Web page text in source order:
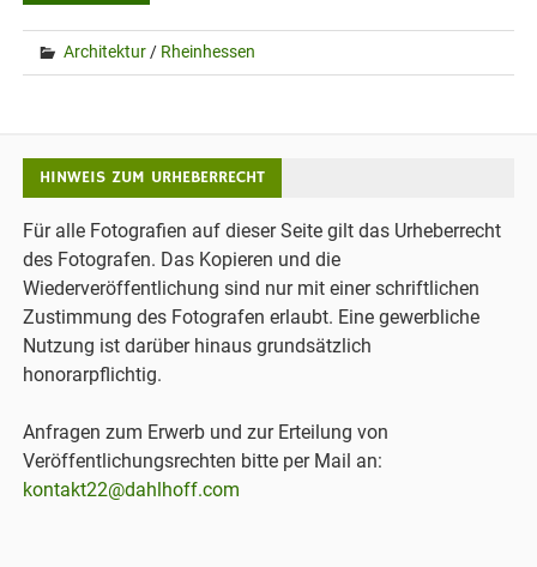
Architektur / Rheinhessen
HINWEIS ZUM URHEBERRECHT
Für alle Fotografien auf dieser Seite gilt das Urheberrecht
des Fotografen. Das Kopieren und die
Wiederveröffentlichung sind nur mit einer schriftlichen
Zustimmung des Fotografen erlaubt. Eine gewerbliche
Nutzung ist darüber hinaus grundsätzlich
honorarpflichtig.
Anfragen zum Erwerb und zur Erteilung von
Veröffentlichungsrechten bitte per Mail an:
kontakt22@dahlhoff.com